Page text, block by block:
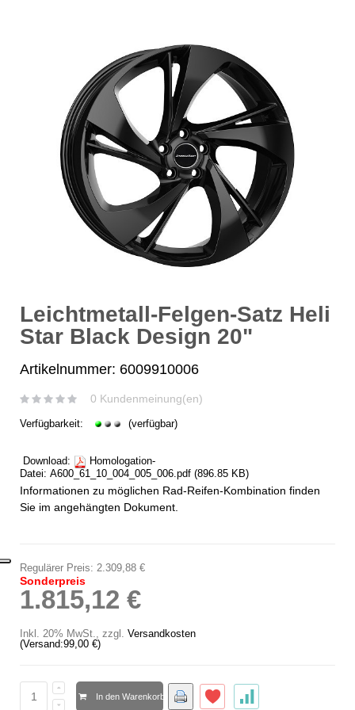
Leichtmetall-Felgen-Satz Heli
Star Black Design 20"
Artikelnummer: 6009910006
0 Kundenmeinung(en)
Verfügbarkeit: (verfügbar)
Download:
Homologation-
Datei: A600_61_10_004_005_006.pdf (896.85 KB)
Informationen zu möglichen Rad-Reifen-Kombination finden
Sie im angehängten Dokument.
Regulärer Preis: 2.309,88 €
Sonderpreis
1.815,12 €
Inkl. 20% MwSt., zzgl. Versandkosten
(Versand:99,00 €)
In den Warenkorb